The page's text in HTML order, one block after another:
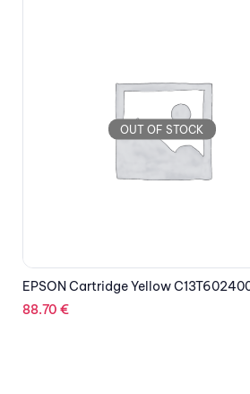
OUT OF STOCK
EPSON Cartridge Cyan C13S020447
47.15 €